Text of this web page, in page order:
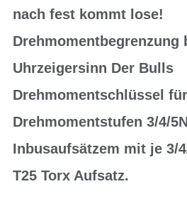
nach fest kommt lose!
Drehmomentbegrenzung
Uhrzeigersinn Der Bulls
Drehmomentschlüssel
Drehmomentstufen 3/4/
Inbusaufsätzem mit je 3/
T25 Torx Aufsatz.